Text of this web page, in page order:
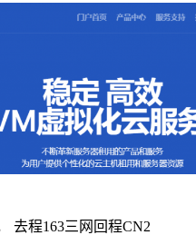
去程163三网回程CN2